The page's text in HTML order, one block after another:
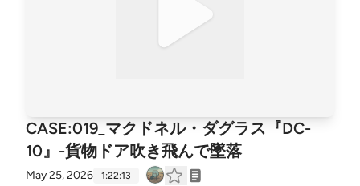
CASE:019_マクドネル・ダグラス『DC-
10』-貨物ドア吹き飛んで墜落
May 25, 2026 1:22:13